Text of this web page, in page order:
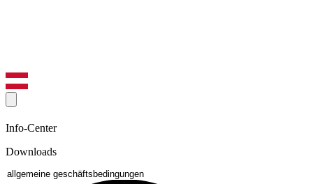
Info-Center
Downloads